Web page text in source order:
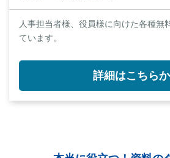
人事担当者様、役員様に向けた各種無
ています。
詳細はこちら